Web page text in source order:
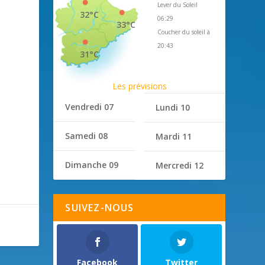
33°C
32°C
31°C
Lever du Soleil
06:29
Coucher du soleil à
20:43
Les prévisions
Vendredi 07
Samedi 08
Dimanche 09
Lundi 10
Mardi 11
Mercredi 12
SUIVEZ-NOUS
Facebook Twitter